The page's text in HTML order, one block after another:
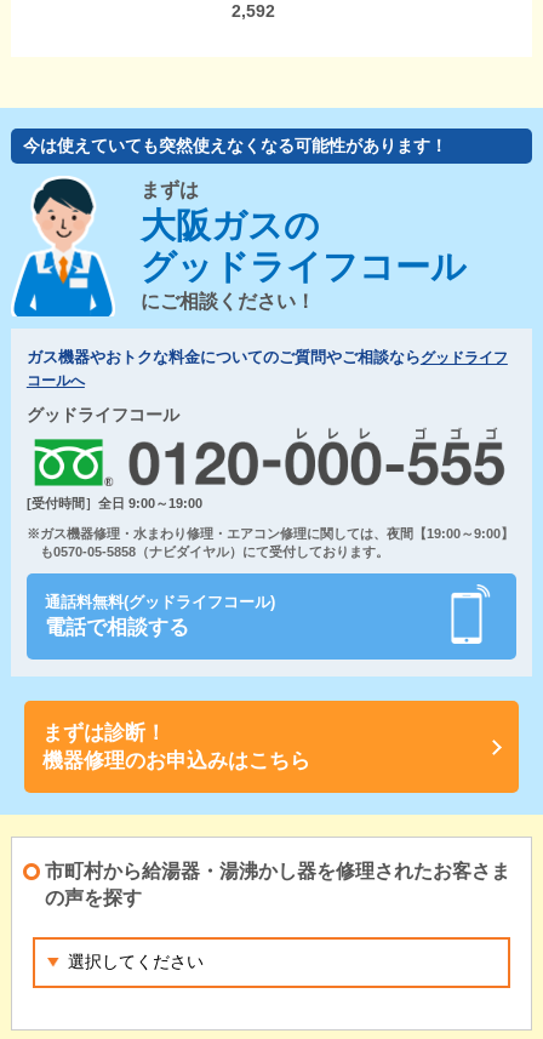
2,592
今は使えていても突然使えなくなる可能性があります！
まずは
大阪ガスの
グッドライフコール
にご相談ください！
ガス機器やおトクな料金についてのご質問やご相談ならグッドライフ
コールへ
グッドライフコール
[受付時間］全日 9:00～19:00
※ガス機器修理・水まわり修理・エアコン修理に関しては、夜間【19:00～9:00】
も0570-05-5858（ナビダイヤル）にて受付しております。
通話料無料(グッドライフコール)
電話で相談する
まずは診断！
機器修理のお申込みはこちら
市町村から給湯器・湯沸かし器を修理されたお客さま
の声を探す